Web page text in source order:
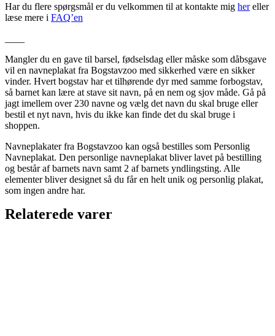
Har du flere spørgsmål er du velkommen til at kontakte mig hereller
læse mere i FAQ’en
Mangler du en gave til barsel, fødselsdag eller måske som dåbsgave
vil en navneplakat fra Bogstavzoo med sikkerhed være en sikker
vinder. Hvert bogstav har et tilhørende dyr med samme forbogstav,
så barnet kan lære at stave sit navn, på en nem og sjov måde. Gå på
jagt imellem over 230 navne og vælg det navn du skal bruge eller
bestil et nyt navn, hvis du ikke kan finde det du skal bruge i
shoppen.
Navneplakater fra Bogstavzoo kan også bestilles som Personlig
Navneplakat. Den personlige navneplakat bliver lavet på bestilling
og består af barnets navn samt 2 af barnets yndlingsting. Alle
elementer bliver designet så du får en helt unik og personlig plakat,
som ingen andre har.
Relaterede varer